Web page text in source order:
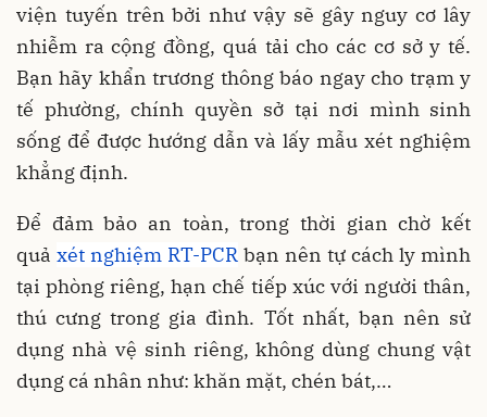
viện tuyến trên bởi như vậy sẽ gây nguy cơ lây
nhiễm ra cộng đồng, quá tải cho các cơ sở y tế.
Bạn hãy khẩn trương thông báo ngay cho trạm y
tế phường, chính quyền sở tại nơi mình sinh
sống để được hướng dẫn và lấy mẫu xét nghiệm
khẳng định.
Để đảm bảo an toàn, trong thời gian chờ kết
quả xét nghiệm RT-PCR bạn nên tự cách ly mình
tại phòng riêng, hạn chế tiếp xúc với người thân,
thú cưng trong gia đình. Tốt nhất, bạn nên sử
dụng nhà vệ sinh riêng, không dùng chung vật
dụng cá nhân như: khăn mặt, chén bát,…